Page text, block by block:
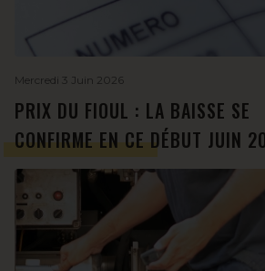
Mercredi 3 Juin 2026
PRIX DU FIOUL : LA BAISSE SE
CONFIRME EN CE DÉBUT JUIN